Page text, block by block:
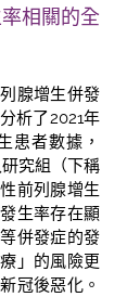
相關的全
腺增生併發
析了2021年
患者數據，
究組（下稱
前列腺增生
生率存在顯
併發症的發
」的風險更
冠後惡化。